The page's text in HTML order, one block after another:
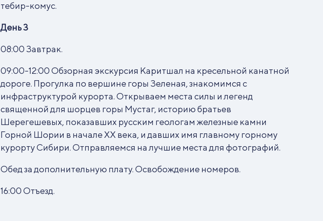
тебир-комус.
День 3
08:00 Завтрак.
09:00-12:00 Обзорная экскурсия Каритшал на кресельной канатной
дороге. Прогулка по вершине горы Зеленая, знакомимся с
инфраструктурой курорта. Открываем места силы и легенд
священной для шорцев горы Мустаг, историю братьев
Шерегешевых, показавших русским геологам железные камни
Горной Шории в начале XX века, и давших имя главному горному
курорту Сибири. Отправляемся на лучшие места для фотографий.
Обед за дополнительную плату. Освобождение номеров.
16:00 Отъезд.